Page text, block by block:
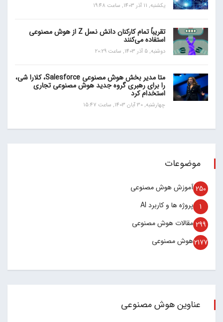
یکشنبه, 11 آذر 1403, ساعت 19:48
تقریباً تمام کارکنان دانش نسل Z از هوش مصنوعی
استفاده می‌کنند
دوشنبه, 5 آذر 1403, ساعت 20:29
متا مدیر بخش هوش مصنوعی Salesforce، کلارا شی،
را برای رهبری گروه جدید هوش مصنوعی تجاری
استخدام کرد
چهارشنبه, 30 آبان 1403, ساعت 15:47
موضوعات
آموزش هوش مصنوعی 250
پروژه ها و کاربرد AI 1
مقالات هوش مصنوعی 299
هوش مصنوعی2177
عناوین هوش مصنوعی